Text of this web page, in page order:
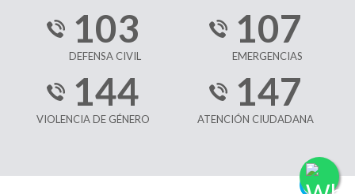
103
DEFENSA CIVIL
107
EMERGENCIAS
144
VIOLENCIA DE GÉNERO
147
ATENCIÓN CIUDADANA